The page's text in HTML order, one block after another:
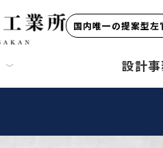
国内唯一の提案型
設計